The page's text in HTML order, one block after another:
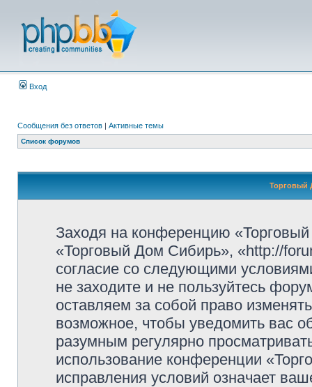
Вход
Сообщения без ответов | Активные темы
Список форумов
Торговый
Заходя на конференцию
«Торговый Дом Сибирь», «http://
согласие со следующими
не заходите и не пользуйтесь
оставляем за собой право
возможное, чтобы уведомить вас
разумным регулярно
использование конференции
исправления условий означает